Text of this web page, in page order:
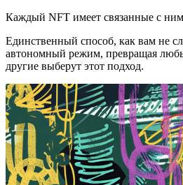
Каждый NFT имеет связанные с
Единственный способ, как вам не
автономный режим, превращая
другие выберут этот подход.